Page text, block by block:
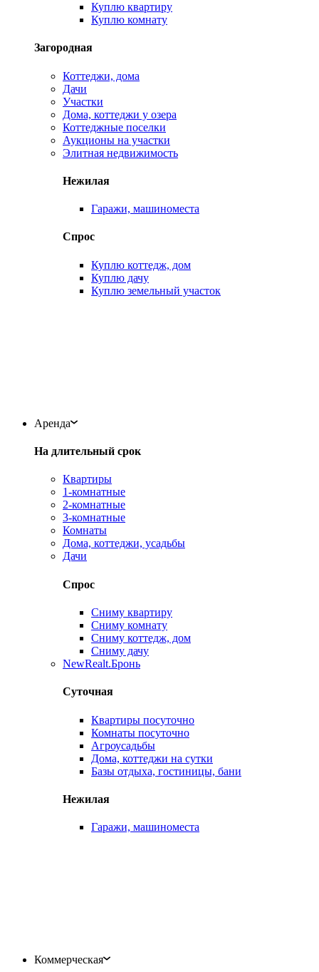
Куплю квартиру
Куплю комнату
Загородная
Коттеджи, дома
Дачи
Участки
Дома, коттеджи у озера
Коттеджные поселки
Аукционы на участки
Элитная недвижимость
Нежилая
Гаражи, машиноместа
Спрос
Куплю коттедж, дом
Куплю дачу
Куплю земельный участок
Аренда
На длительный срок
Квартиры
1-комнатные
2-комнатные
3-комнатные
Комнаты
Дома, коттеджи, усадьбы
Дачи
Спрос
Сниму квартиру
Сниму комнату
Сниму коттедж, дом
Сниму дачу
NewRealt.Бронь
Суточная
Квартиры посуточно
Комнаты посуточно
Агроусадьбы
Дома, коттеджи на сутки
Базы отдыха, гостиницы, бани
Нежилая
Гаражи, машиноместа
Коммерческая